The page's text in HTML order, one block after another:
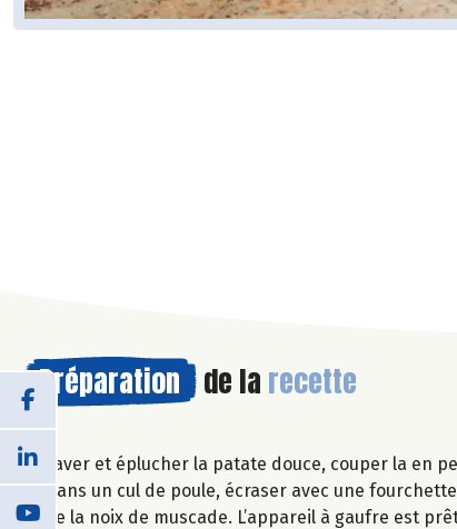
Préparation de la recette
Laver et éplucher la patate douce, couper la en
Dans un cul de poule, écraser avec une
de la noix de muscade. L’appareil à gaufre est